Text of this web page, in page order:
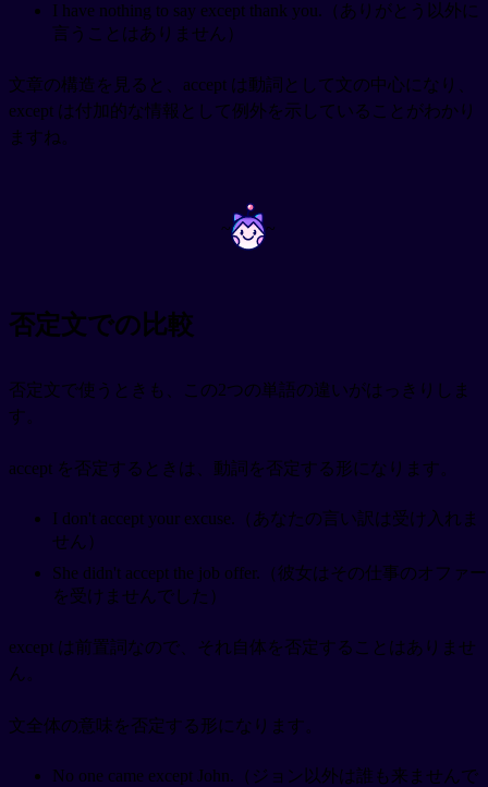
I have nothing to say except thank you.（ありがとう以外に
言うことはありません）
文章の構造を見ると、accept は動詞として文の中心になり、
except は付加的な情報として例外を示していることがわかり
ますね。
~ ~
否定文での比較
否定文で使うときも、この2つの単語の違いがはっきりしま
す。
accept を否定するときは、動詞を否定する形になります。
I don't accept your excuse.（あなたの言い訳は受け入れま
せん）
She didn't accept the job offer.（彼女はその仕事のオファー
を受けませんでした）
except は前置詞なので、それ自体を否定することはありませ
ん。
文全体の意味を否定する形になります。
No one came except John.（ジョン以外は誰も来ませんで